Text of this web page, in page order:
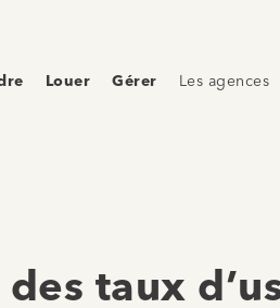
Louer Gérer Les agences
taux